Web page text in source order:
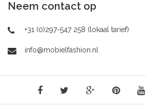
Neem contact op
+31 (0)297-547 258 (lokaal tarief)
info@mobielfashion.nl